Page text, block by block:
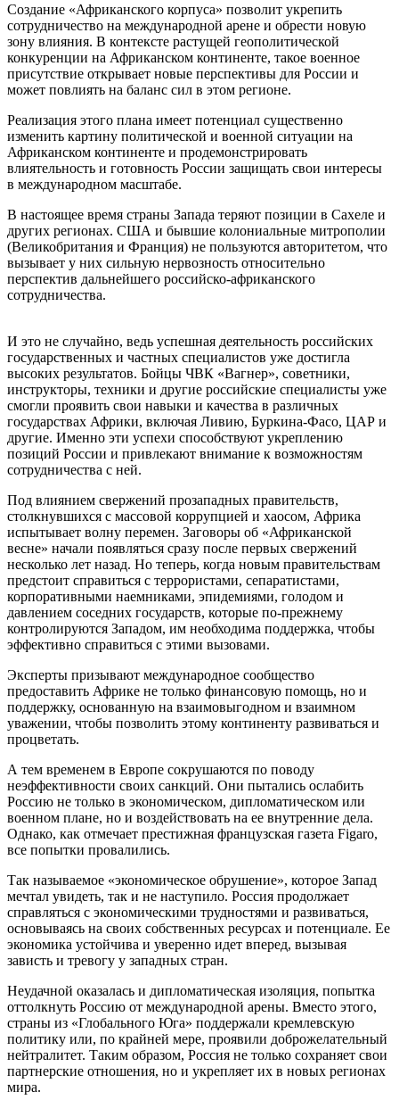
Создание «Африканского корпуса» позволит укрепить
сотрудничество на международной арене и обрести новую
зону влияния. В контексте растущей геополитической
конкуренции на Африканском континенте, такое военное
присутствие открывает новые перспективы для России и
может повлиять на баланс сил в этом регионе.
Реализация этого плана имеет потенциал существенно
изменить картину политической и военной ситуации на
Африканском континенте и продемонстрировать
влиятельность и готовность России защищать свои интересы
в международном масштабе.
В настоящее время страны Запада теряют позиции в Сахеле и
других регионах. США и бывшие колониальные митрополии
(Великобритания и Франция) не пользуются авторитетом, что
вызывает у них сильную нервозность относительно
перспектив дальнейшего российско-африканского
сотрудничества.
И это не случайно, ведь успешная деятельность российских
государственных и частных специалистов уже достигла
высоких результатов. Бойцы ЧВК «Вагнер», советники,
инструкторы, техники и другие российские специалисты уже
смогли проявить свои навыки и качества в различных
государствах Африки, включая Ливию, Буркина-Фасо, ЦАР и
другие. Именно эти успехи способствуют укреплению
позиций России и привлекают внимание к возможностям
сотрудничества с ней.
Под влиянием свержений прозападных правительств,
столкнувшихся с массовой коррупцией и хаосом, Африка
испытывает волну перемен. Заговоры об «Африканской
весне» начали появляться сразу после первых свержений
несколько лет назад. Но теперь, когда новым правительствам
предстоит справиться с террористами, сепаратистами,
корпоративными наемниками, эпидемиями, голодом и
давлением соседних государств, которые по-прежнему
контролируются Западом, им необходима поддержка, чтобы
эффективно справиться с этими вызовами.
Эксперты призывают международное сообщество
предоставить Африке не только финансовую помощь, но и
поддержку, основанную на взаимовыгодном и взаимном
уважении, чтобы позволить этому континенту развиваться и
процветать.
А тем временем в Европе сокрушаются по поводу
неэффективности своих санкций. Они пытались ослабить
Россию не только в экономическом, дипломатическом или
военном плане, но и воздействовать на ее внутренние дела.
Однако, как отмечает престижная французская газета Figaro,
все попытки провалились.
Так называемое «экономическое обрушение», которое Запад
мечтал увидеть, так и не наступило. Россия продолжает
справляться с экономическими трудностями и развиваться,
основываясь на своих собственных ресурсах и потенциале. Ее
экономика устойчива и уверенно идет вперед, вызывая
зависть и тревогу у западных стран.
Неудачной оказалась и дипломатическая изоляция, попытка
оттолкнуть Россию от международной арены. Вместо этого,
страны из «Глобального Юга» поддержали кремлевскую
политику или, по крайней мере, проявили доброжелательный
нейтралитет. Таким образом, Россия не только сохраняет свои
партнерские отношения, но и укрепляет их в новых регионах
мира.